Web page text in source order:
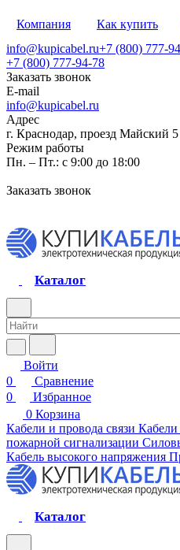
Компания Как купить
info@kupicabel.ru+7 (800) 777-
+7 (800) 777-94-78
Заказать звонок
E-mail
info@kupicabel.ru
Адрес
г. Краснодар, проезд Майский 5
Режим работы
Пн. – Пт.: с 9:00 до 18:00
Заказать звонок
Каталог
Войти
0
Сравнение
0
Избранное
0 Корзина
Кабели и провода связи Кабели
пожарной сигнализации
Кабель высокого напряжения
Каталог